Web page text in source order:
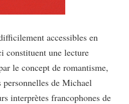
accessibles en
constituent une lecture
le concept de romantisme,
personnelles de Michael
interprètes francophones de